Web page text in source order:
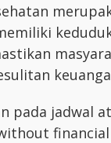
pada jadwal